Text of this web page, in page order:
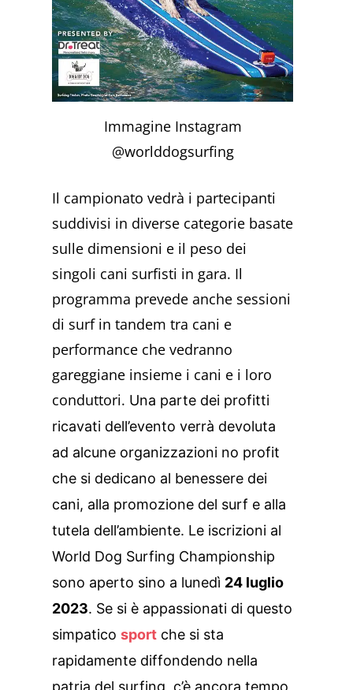
Immagine Instagram
@worlddogsurfing
Il campionato vedrà i partecipanti
suddivisi in diverse categorie basate
sulle dimensioni e il peso dei
singoli cani surfisti in gara. Il
programma prevede anche sessioni
di surf in tandem tra cani e
performance che vedranno
gareggiane insieme i cani e i loro
conduttori. Una parte dei profitti
ricavati dell’evento verrà devoluta
ad alcune organizzazioni no profit
che si dedicano al benessere dei
cani, alla promozione del surf e alla
tutela dell’ambiente. Le iscrizioni al
World Dog Surfing Championship
sono aperto sino a lunedì 24 luglio
2023. Se si è appassionati di questo
simpaticosport che si sta
rapidamente diffondendo nella
patria del surfing, c’è ancora tempo,